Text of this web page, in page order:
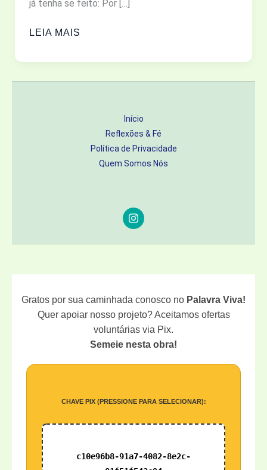
já tenha se feito: Por […]
POR
ORAMOS
LEIA MAIS
Início
Reflexões & Fé
Política de Privacidade
Quem Somos Nós
Gratos por sua caminhada conosco no Palavra Viva!
Quer apoiar nosso projeto? Aceitamos ofertas
voluntárias via Pix.
Semeie nesta obra!
CHAVE PIX (PRESSIONE PARA SELECIONAR):
c10e96b8-91a7-4082-8e2c-